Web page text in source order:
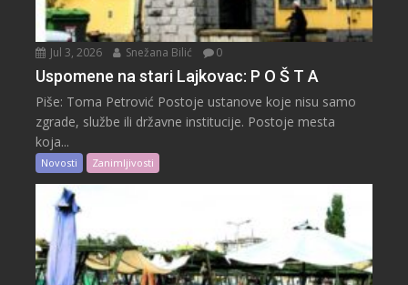
Jul 3, 2026 Snežana Bilić 0
Uspomene na stari Lajkovac: P O Š T A
Piše: Toma Petrović Postoje ustanove koje nisu samo
zgrade, službe ili državne institucije. Postoje mesta
koja...
Novosti Zanimljivosti